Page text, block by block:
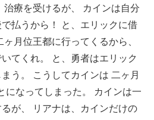
治療を受けるが、 カインは自分
払うから！ と、エリックに借
月位王都に行ってくるから、
てくれ。 と、勇者はエリック
う。 こうしてカインは 二ヶ月
になってしまった。 カインは一
が、 リアナは、カインだけの